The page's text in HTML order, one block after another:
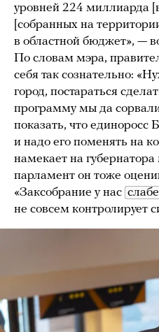
уровней 224 миллиарда
[собранных на
в областной бюджет», —
По словам мэра,
себя так сознательно:
город, постараться
программу мы да
показать, что единоросс
и надо его поменять на
намекает на губернатора
парламент он тоже
«Заксобрание у нас
не совсем контролирует